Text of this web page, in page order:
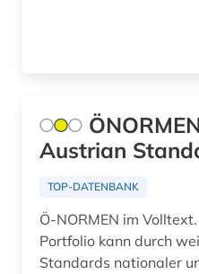
aufbereitung (1)
aufklärung (4)
Austrian
TOP-DATENBANK
Ö-NORMEN im
Portfolio kann durch
Standards nationaler